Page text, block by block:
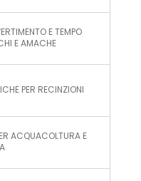
E TEMPO
E AMACHE
PER RECINZIONI
ACQUACOLTURA E